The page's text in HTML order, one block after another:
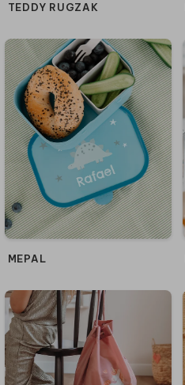
TEDDY RUGZAK
MEPAL